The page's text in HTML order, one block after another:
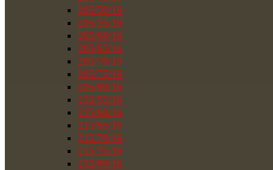
205/50/16
205/55/16
205/60/16
205/65/16
205/70/16
205/75/16
205/80/16
215/55/16
215/60/16
215/65/16
215/70/16
215/75/16
215/80/16